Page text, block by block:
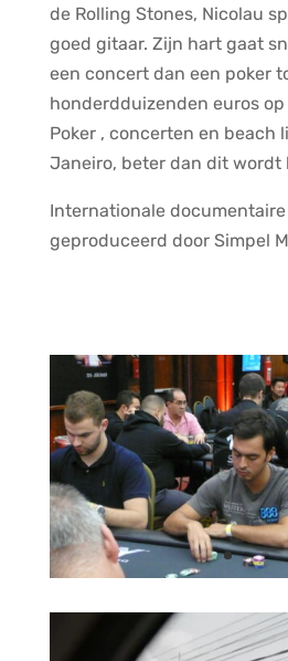
de Rolling Stones, Nicolau
goed gitaar. Zijn hart gaat
een concert dan een poker
honderdduizenden euros
Poker , concerten en beach
Janeiro, beter dan dit wordt
Internationale
geproduceerd door Simpel